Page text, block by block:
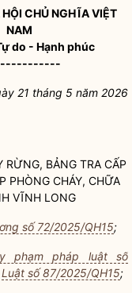
CHỦ NGHĨA VIỆT
NAM
do - Hạnh phúc
21 tháng 5 năm 2026
BẢNG TRA CẤP
PHÒNG CHÁY, CHỮA
VĨNH LONG
số 72/2025/QH15;
phạm pháp luật số
Luật số 87/2025/QH15;